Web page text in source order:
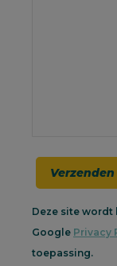
Deze site wordt
Google Privacy
toepassing.